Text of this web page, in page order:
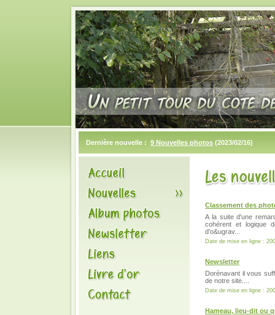
Dernière nouvelle : 9 Nouvelles photos (2023/02/16)
Classement des
A la suite d'une
cohérent et logique
d'o&ugrav...
Date de mise en ligne :
Newsletter
Dorénavant il vous
de notre site....
Date de mise en ligne :
Hameau, lieu-dit ou